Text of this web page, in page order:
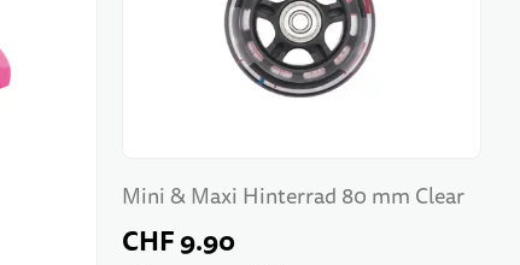
Mini & Maxi Hinterrad 80 mm Clear
CHF 9.90